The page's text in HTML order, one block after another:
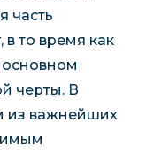
часть
в то время как
черты. В
из важнейших